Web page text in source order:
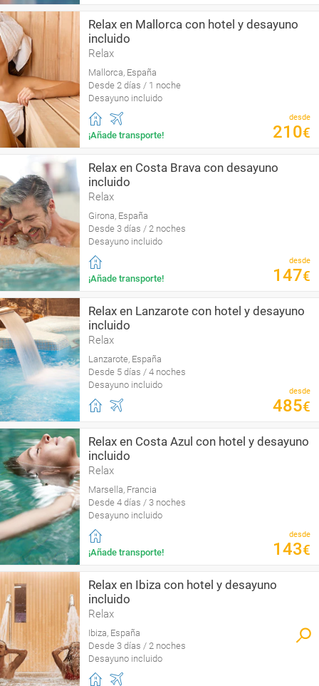
Relax en Mallorca con hotel y desayuno
incluido
Relax
Mallorca, España
Desde 2 días / 1 noche
Desayuno incluido
¡Añade transporte!
desde
210€
Relax en Costa Brava con desayuno
incluido
Relax
Girona, España
Desde 3 días / 2 noches
Desayuno incluido
¡Añade transporte!
desde
147€
Relax en Lanzarote con hotel y desayuno
incluido
Relax
Lanzarote, España
Desde 5 días / 4 noches
Desayuno incluido
desde
485€
Relax en Costa Azul con hotel y desayuno
incluido
Relax
Marsella, Francia
Desde 4 días / 3 noches
Desayuno incluido
¡Añade transporte!
desde
143€
Relax en Ibiza con hotel y desayuno
incluido
Relax
Ibiza, España
Desde 3 días / 2 noches
Desayuno incluido